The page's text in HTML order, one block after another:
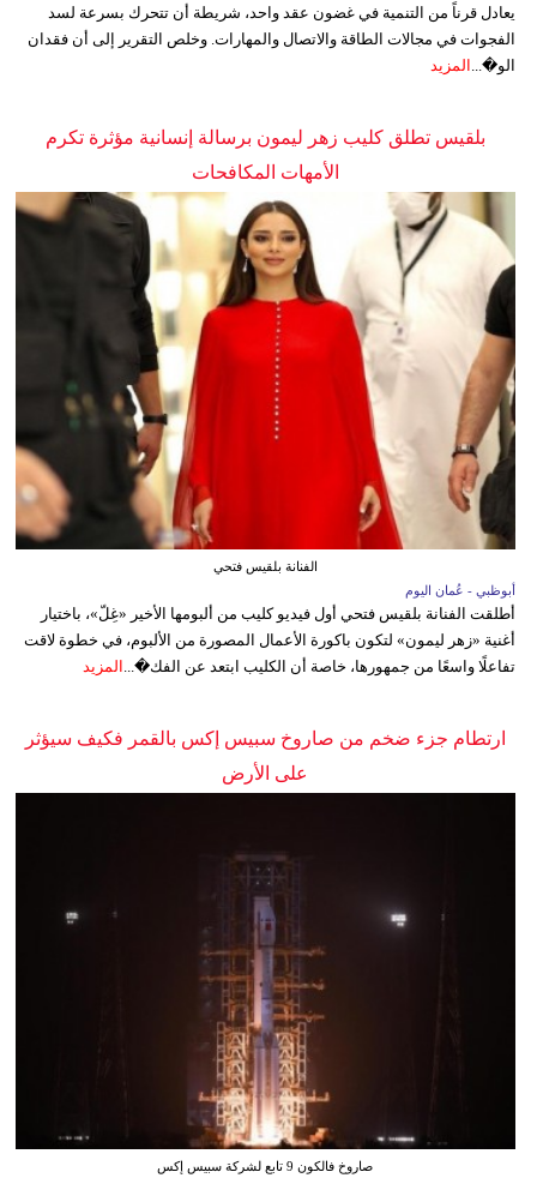
يعادل قرناً من التنمية في غضون عقد واحد، شريطة أن تتحرك بسرعة لسد
الفجوات في مجالات الطاقة والاتصال والمهارات. وخلص التقرير إلى أن فقدان
الو�...
المزيد
بلقيس تطلق كليب زهر ليمون برسالة إنسانية مؤثرة تكرم
الأمهات المكافحات
الفنانة بلقيس فتحي
أبوظبي - عُمان اليوم
أطلقت الفنانة بلقيس فتحي أول فيديو كليب من ألبومها الأخير «غِلّ»، باختيار
أغنية «زهر ليمون» لتكون باكورة الأعمال المصورة من الألبوم، في خطوة لاقت
تفاعلًا واسعًا من جمهورها، خاصة أن الكليب ابتعد عن الفك�... المزيد
ارتطام جزء ضخم من صاروخ سبيس إكس بالقمر فكيف سيؤثر
على الأرض
صاروخ فالكون 9 تابع لشركة سبيس إكس